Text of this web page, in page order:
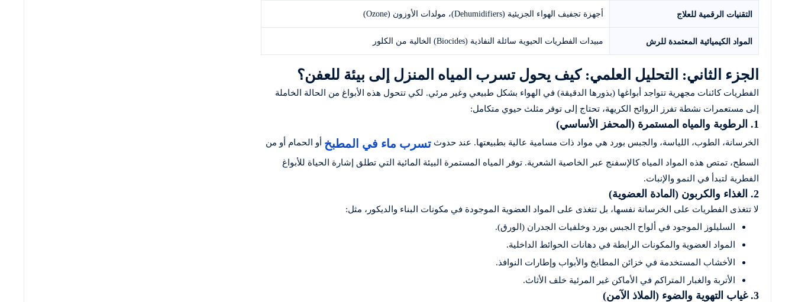
التقنيات الرقمية للعلاج أجهزة تجفيف الهواء الجزيئية (Dehumidifiers)، مولدات الأوزون (Ozone)
المواد الكيميائية المعتمدة للرش مبيدات الفطريات الحيوية سائلة النفاذية (Biocides) الخالية من الكلور
الجزء الثاني: التحليل العلمي: كيف يحول تسرب المياه المنزل إلى بيئة للعفن؟
الفطريات كائنات مجهرية تتواجد أبواغها (بذورها الدقيقة) في الهواء بشكل طبيعي وغير مرئي. لكي تتحول هذه الأبواغ من الحالة الخاملة
إلى مستعمرات نشطة تفرز الروائح الكريهة، تحتاج إلى توفر مثلث حيوي متكامل:
1. الرطوبة والمياه المستمرة (المحفز الأساسي)
الخرسانة، الطوب، اللياسة، والجبس بورد هي مواد ذات مسامية عالية بطبيعتها. عند حدوث تسرب ماء في المطبخ أو الحمام أو من
السطح، تمتص هذه المواد المياه كالإسفنج عبر الخاصية الشعرية. توفر المياه المستمرة البيئة المائية التي تطلق إشارة الحياة للأبواغ
الفطرية لتبدأ في النمو والإنبات.
2. الغذاء والكربون (المادة العضوية)
لا تتغذى الفطريات على الخرسانة نفسها، بل تتغذى على المواد العضوية الموجودة في مكونات البناء والديكور، مثل:
السليلوز الموجود في ألواح الجبس بورد وخلفيات الجدران (الورق).
المواد العضوية والمكونات الرابطة في دهانات الحوائط الداخلية.
الأخشاب المستخدمة في خزائن المطابخ والأبواب وإطارات النوافذ.
الأتربة والغبار المتراكم في الأماكن غير المرئية خلف الأثاث.
3. غياب التهوية والضوء (الملاذ الآمن)